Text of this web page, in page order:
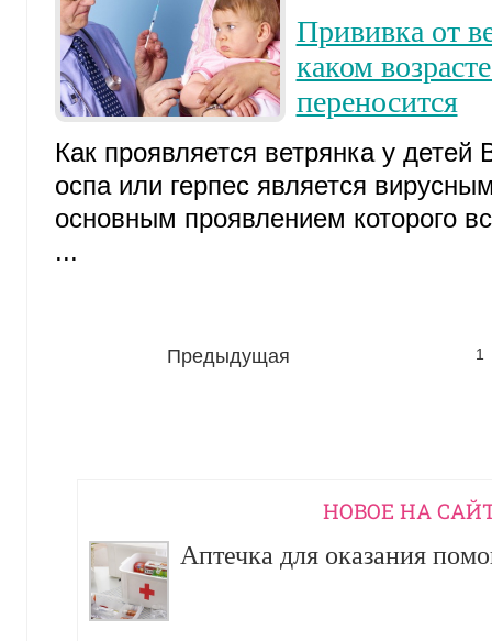
Прививка от
каком
переносится
Как проявляется ветрянка у детей
оспа или герпес является
основным проявлением которого
...
Предыдущая 1
НОВОЕ НА
Аптечка для оказания